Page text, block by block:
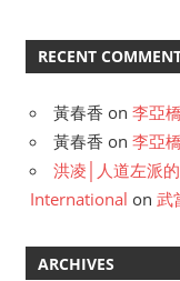
RECENT
黃春香 on 李亞
黃春香 on 李亞
洪凌│人道左派
International on 武
ARCHIVES